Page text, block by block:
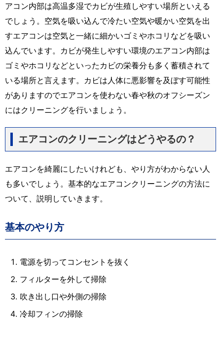
アコン内部は高温多湿でカビが生殖しやすい場所といえる
でしょう。空気を吸い込んで冷たい空気や暖かい空気を出
すエアコンは空気と一緒に細かいゴミやホコリなどを吸い
込んでいます。カビが発生しやすい環境のエアコン内部は
ゴミやホコリなどといったカビの栄養分も多く蓄積されて
いる場所と言えます。カビは人体に悪影響を及ぼす可能性
がありますのでエアコンを使わない春や秋のオフシーズン
にはクリーニングを行いましょう。
エアコンのクリーニングはどうやるの？
エアコンを綺麗にしたいけれども、やり方がわからない人
も多いでしょう。基本的なエアコンクリーニングの方法に
ついて、説明していきます。
基本のやり方
電源を切ってコンセントを抜く
フィルターを外して掃除
吹き出し口や外側の掃除
冷却フィンの掃除